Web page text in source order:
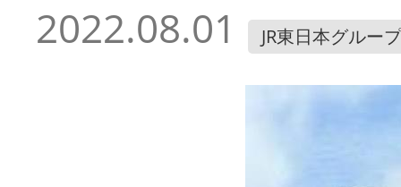
2022.08.01 JR東日本グループ